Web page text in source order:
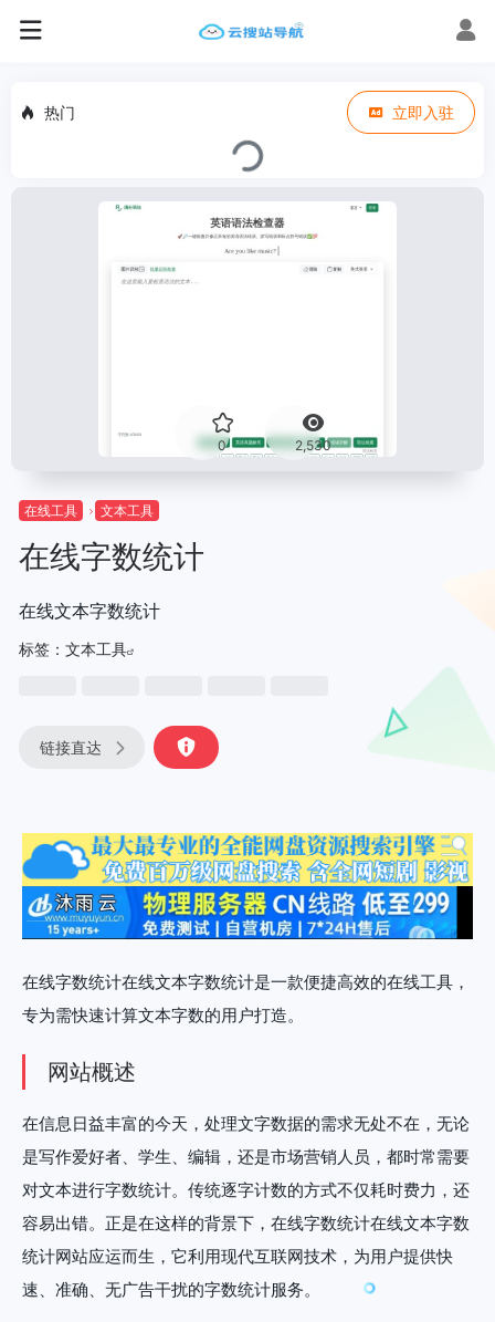
热门 立即入驻
0 2,530
在线工具 文本工具
在线字数统计
在线文本字数统计
标签： 文本工具
链接直达
在线字数统计在线文本字数统计是一款便捷高效的在线工具，
专为需快速计算文本字数的用户打造。
网站概述
在信息日益丰富的今天，处理文字数据的需求无处不在，无论
是写作爱好者、学生、编辑，还是市场营销人员，都时常需要
对文本进行字数统计。传统逐字计数的方式不仅耗时费力，还
容易出错。正是在这样的背景下，在线字数统计在线文本字数
统计网站应运而生，它利用现代互联网技术，为用户提供快
速、准确、无广告干扰的字数统计服务。